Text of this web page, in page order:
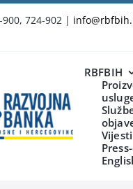
724-902 |
RBFBIH
Vijesti